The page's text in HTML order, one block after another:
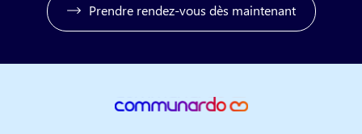
Prendre rendez-vous dès maintenant